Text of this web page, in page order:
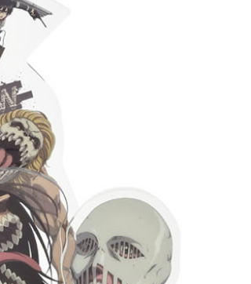
使用，請勿選取）
pesanan
付款
| Penghantaran percuma untuk pesanan
atau lebih
11取貨
| Penghantaran percuma untuk pesanan
atau lebih
花樂園專用
pesanan | Penghantaran percuma untuk pesanan
atau lebih